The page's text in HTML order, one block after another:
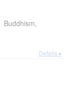
Buddhism,
Details ▸